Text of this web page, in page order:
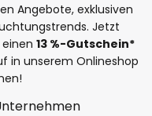
Angebote, exklusiven
Jetzt
13 %-Gutschein*
in unserem Onlineshop